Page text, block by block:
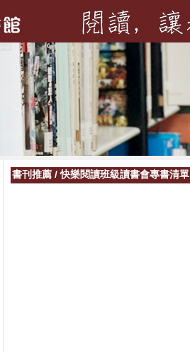
書刊推薦/快樂閱讀班級讀書會專書清單